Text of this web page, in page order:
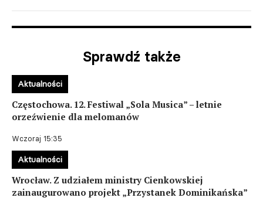
Sprawdź także
Częstochowa. 12. Festiwal „Sola Musica” – letnie
orzeźwienie dla melomanów
Wczoraj 15:35
Aktualności
Wrocław. Z udziałem ministry Cienkowskiej
zainaugurowano projekt „Przystanek Dominikańska”
Aktualności